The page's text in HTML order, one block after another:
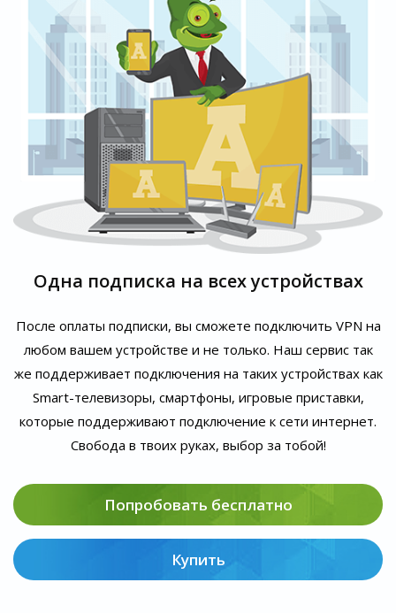
Одна подписка на всех устройствах
После оплаты подписки, вы сможете подключить VPN на
любом вашем устройстве и не только. Наш сервис так
же поддерживает подключения на таких устройствах как
Smart-телевизоры, смартфоны, игровые приставки,
которые поддерживают подключение к сети интернет.
Свобода в твоих руках, выбор за тобой!
Попробовать бесплатно
Купить